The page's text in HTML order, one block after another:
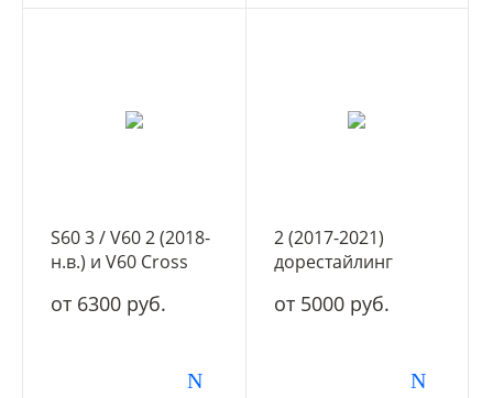
S60 3 / V60 2 (2018-
н.в.) и V60 Cross
н.в.)
от 6300 руб.
2 (2017-2021)
дорестайлинг
от 5000 руб.